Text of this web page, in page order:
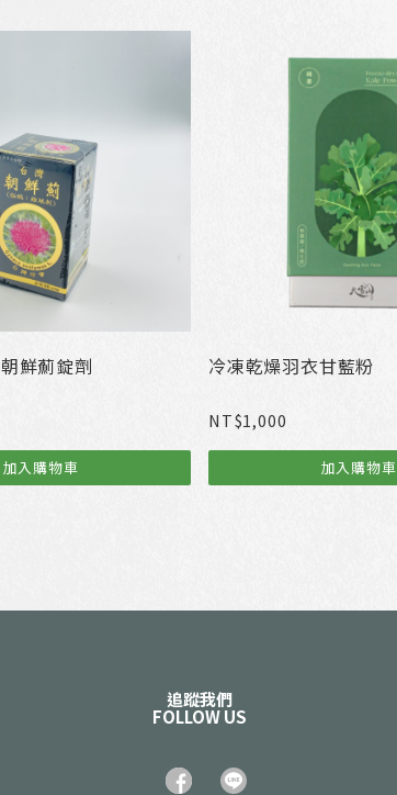
鮮薊錠劑
加入購物車
冷凍乾燥羽衣甘藍粉
NT$1,000
加入購物車
追蹤我們
FOLLOW US